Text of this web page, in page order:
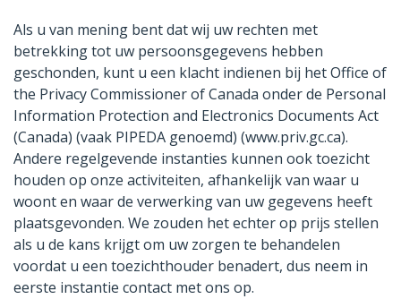
Als u van mening bent dat wij uw rechten met
betrekking tot uw persoonsgegevens hebben
geschonden, kunt u een klacht indienen bij het Office of
the Privacy Commissioner of Canada onder de Personal
Information Protection and Electronics Documents Act
(Canada) (vaak PIPEDA genoemd) (www.priv.gc.ca).
Andere regelgevende instanties kunnen ook toezicht
houden op onze activiteiten, afhankelijk van waar u
woont en waar de verwerking van uw gegevens heeft
plaatsgevonden. We zouden het echter op prijs stellen
als u de kans krijgt om uw zorgen te behandelen
voordat u een toezichthouder benadert, dus neem in
eerste instantie contact met ons op.